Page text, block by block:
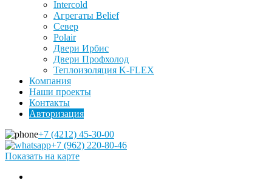
Intercold
Агрегаты Belief
Север
Polair
Двери Ирбис
Двери Профхолод
Теплоизоляция K-FLEX
Компания
Наши проекты
Контакты
Авторизация
+7 (4212) 45-30-00
+7 (962) 220-80-46
Показать на карте